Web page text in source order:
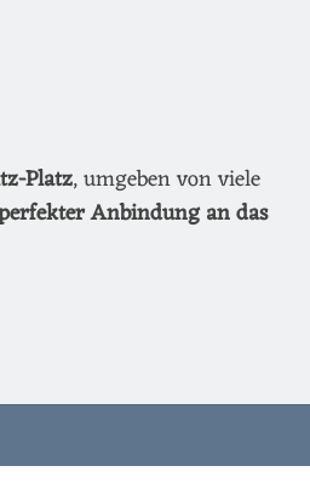
Platz, umgeben von viele
Anbindung an das